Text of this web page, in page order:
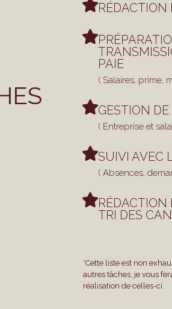
RÉDACTION
PAIE
( Salaires, prime,
GESTION
( Entreprise et
SUIVI AVEC
( Absences,
RÉDACTION
TRI DES
*Cette liste est non
autres tâches, je vous
réalisation de celles-ci.